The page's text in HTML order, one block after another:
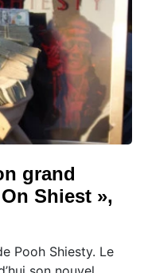
grand
Shiest »,
Pooh Shiesty. Le